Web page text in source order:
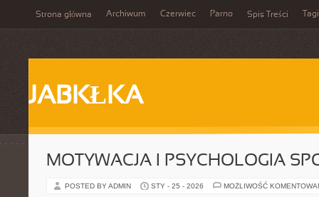
Strona główna Archiwum Czerwiec Parno Spis Treści Tagi
JABKŁKA
MOTYWACJA I PSYCHOLOGIA
POSTED BY ADMIN STY - 25 - 2026 MOŻLIWOŚĆ